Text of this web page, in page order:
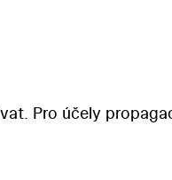
Pro účely